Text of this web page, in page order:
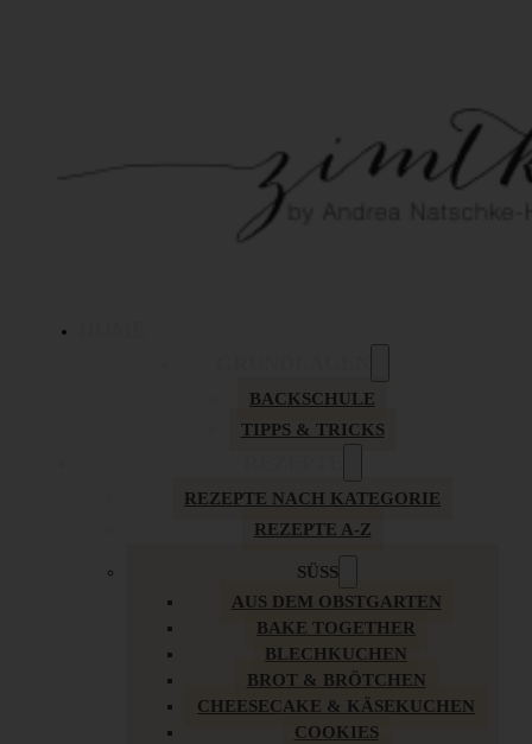
BACKSCHULE
TIPPS & TRICKS
REZEPTE NACH KATEGORIE
REZEPTE A-Z
SÜSS
AUS DEM OBSTGARTEN
BAKE TOGETHER
BLECHKUCHEN
BROT & BRÖTCHEN
CHEESECAKE & KÄSEKUCHEN
COOKIES